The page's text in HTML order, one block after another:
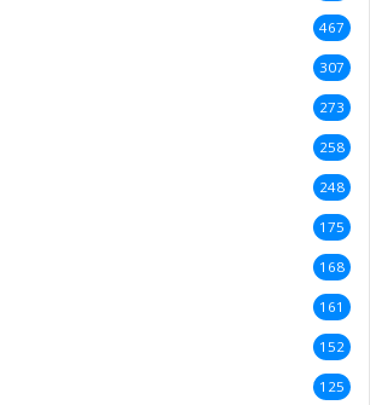
467
307
273
258
248
175
168
161
152
125